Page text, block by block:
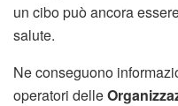
un cibo può ancora
salute.
Ne conseguono
operatori delle